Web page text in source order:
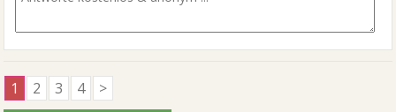
1 2 3 4 >